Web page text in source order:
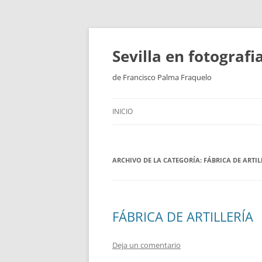
Saltar
contenido
Sevilla en
de Francisco Palma Fraquelo
INICIO
ARCHIVO DE LA CATEGORÍA: FÁBRICA DE
FÁBRICA DE ARTILLERÍA
Deja un comentario